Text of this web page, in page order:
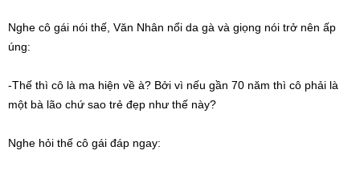
Nghe cô gái nói thế, Văn Nhân nổi da gà và giọng nói trở nên ấp
úng:
-Thế thì cô là ma hiện về à? Bởi vì nếu gần 70 năm thì cô phải là
một bà lão chứ sao trẻ đẹp như thế này?
Nghe hỏi thế cô gái đáp ngay: